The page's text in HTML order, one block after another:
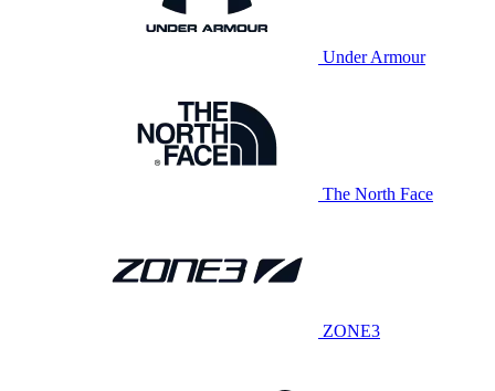
Under Armour
The North Face
ZONE3